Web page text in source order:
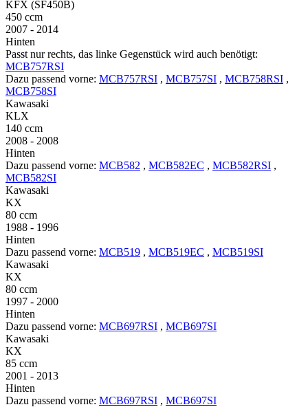
KFX (SF450B)
450 ccm
2007 - 2014
Hinten
Passt nur rechts, das linke Gegenstück wird auch benötigt:
MCB757RSI
Dazu passend vorne: MCB757RSI , MCB757SI , MCB758RSI ,
MCB758SI
Kawasaki
KLX
140 ccm
2008 - 2008
Hinten
Dazu passend vorne: MCB582 , MCB582EC , MCB582RSI ,
MCB582SI
Kawasaki
KX
80 ccm
1988 - 1996
Hinten
Dazu passend vorne: MCB519 , MCB519EC , MCB519SI
Kawasaki
KX
80 ccm
1997 - 2000
Hinten
Dazu passend vorne: MCB697RSI , MCB697SI
Kawasaki
KX
85 ccm
2001 - 2013
Hinten
Dazu passend vorne: MCB697RSI , MCB697SI